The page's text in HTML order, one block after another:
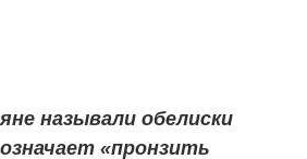
называли обелиски
«пронзить